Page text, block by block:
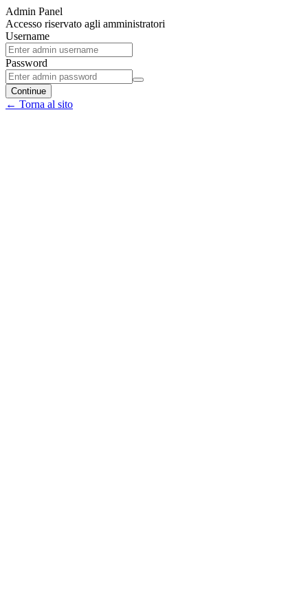
Admin Panel
Accesso riservato agli amministratori
Username
Password
Continue
← Torna al sito